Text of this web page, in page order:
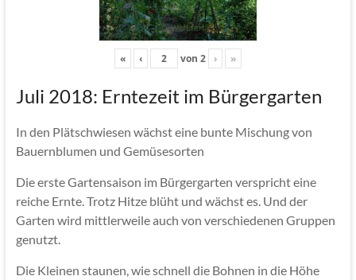
« ‹ von 2 › »
Juli 2018: Erntezeit im Bürgergarten
In den Plätschwiesen wächst eine bunte Mischung von
Bauernblumen und Gemüsesorten
Die erste Gartensaison im Bürgergarten verspricht eine
reiche Ernte. Trotz Hitze blüht und wächst es. Und der
Garten wird mittlerweile auch von verschiedenen Gruppen
genutzt.
Die Kleinen staunen, wie schnell die Bohnen in die Höhe